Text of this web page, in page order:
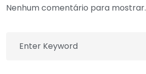
Nenhum comentário para mostrar.